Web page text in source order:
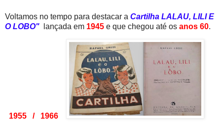
Voltamos no tempo para destacar a Cartilha LALAU, LILI E
O LOBO"
lançada em 1945 e que chegou até os anos 60.
1955 / 1966